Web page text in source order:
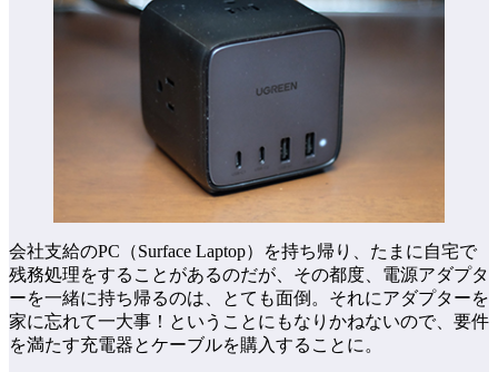
会社支給のPC（Surface Laptop）を持ち帰り、たまに自宅で
残務処理をすることがあるのだが、その都度、電源アダプタ
ーを一緒に持ち帰るのは、とても面倒。それにアダプターを
家に忘れて一大事！ということにもなりかねないので、要件
を満たす充電器とケーブルを購入することに。